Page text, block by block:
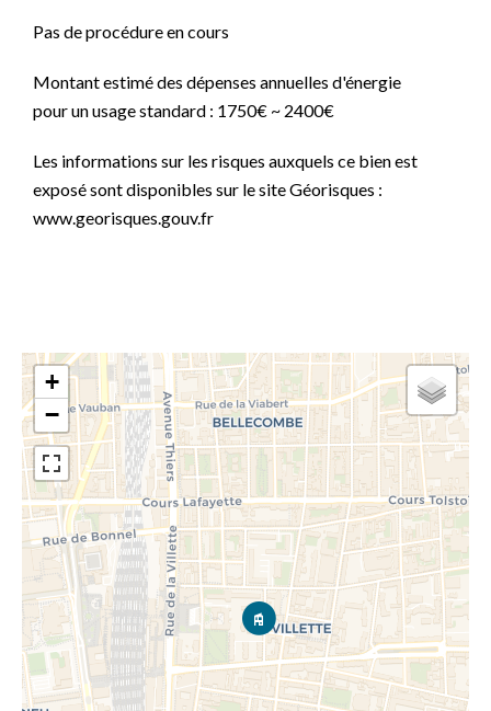
Pas de procédure en cours
Montant estimé des dépenses annuelles d'énergie
pour un usage standard : 1750€ ~ 2400€
Les informations sur les risques auxquels ce bien est
exposé sont disponibles sur le site Géorisques :
www.georisques.gouv.fr
+
−